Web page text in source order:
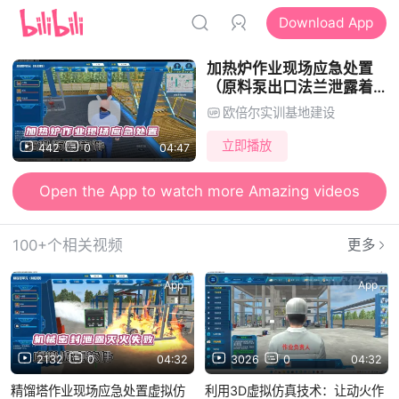
Download App
442 0 04:47
加热炉作业现场应急处置
（原料泵出口法兰泄露着
火）虚拟仿真
欧倍尔实训基地建设
立即播放
Open the App to watch more Amazing videos
100+个相关视频 更多
2132 0 04:32
App
精馏塔作业现场应急处置虚拟仿
3026 0 04:32
App
利用3D虚拟仿真技术：让动火作